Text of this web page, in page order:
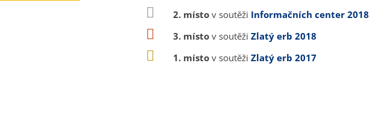
2. místo v soutěži Informačních center 2018
3. místo v soutěži Zlatý erb 2018
1. místo v soutěži Zlatý erb 2017